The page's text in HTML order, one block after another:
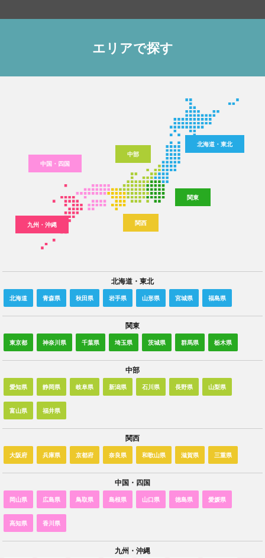
エリアで探す
北海道・東北
関東
中部
関西
中国・四国
九州・沖縄
北海道・東北
北海道 青森県 秋田県 岩手県 山形県 宮城県 福島県
関東
東京都 神奈川県 千葉県 埼玉県 茨城県 群馬県 栃木県
中部
愛知県 静岡県 岐阜県 新潟県 石川県 長野県 山梨県
富山県 福井県
関西
大阪府 兵庫県 京都府 奈良県 和歌山県 滋賀県 三重県
中国・四国
岡山県 広島県 鳥取県 島根県 山口県 徳島県 愛媛県
高知県 香川県
九州・沖縄